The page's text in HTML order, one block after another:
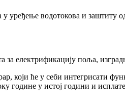
уређење водотокова и
за електрификацију поља,
који ће у себи интегрисати
године у истој години и